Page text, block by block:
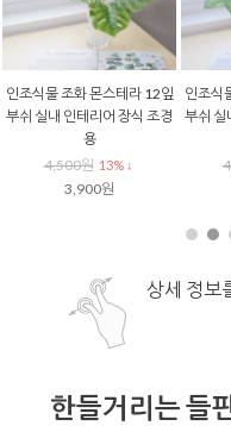
인조갈대 그라스 조화 부쉬 10
0cm 갈대조화 풀 식물 조경 인
테리어 장식
16,900원 7% ↓
15,800원
조화나
사귀
상세 정보
한들거리는 들